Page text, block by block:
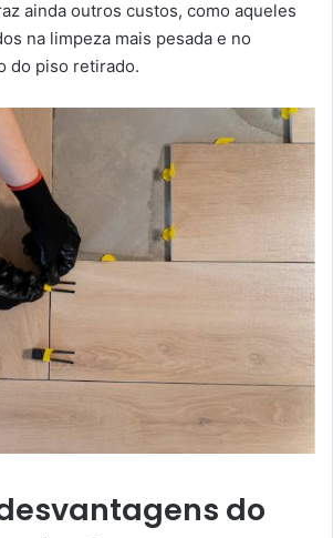
ainda outros custos, como aqueles
na limpeza mais pesada e no
do piso retirado.
do